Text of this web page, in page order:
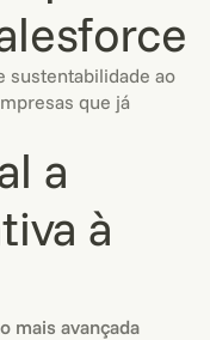
sustentabilidade ao
que já
a
à
mais avançada